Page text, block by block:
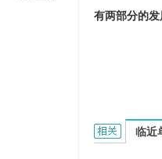
有两部分的发
a twofold临近